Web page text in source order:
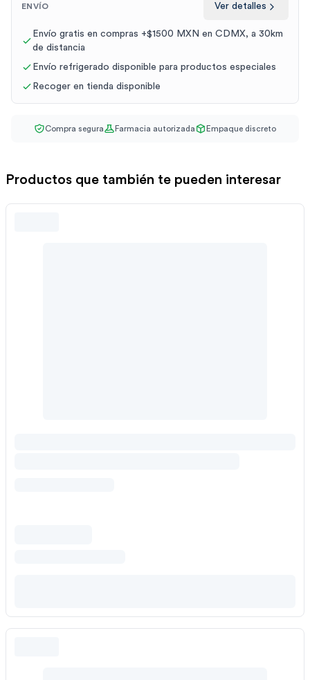
ENVÍO Ver detalles
Envío gratis en compras +$1500 MXN en CDMX, a 30km
de distancia
Envío refrigerado disponible para productos especiales
Recoger en tienda disponible
Compra segura Farmacia autorizada Empaque discreto
Productos que también te pueden interesar